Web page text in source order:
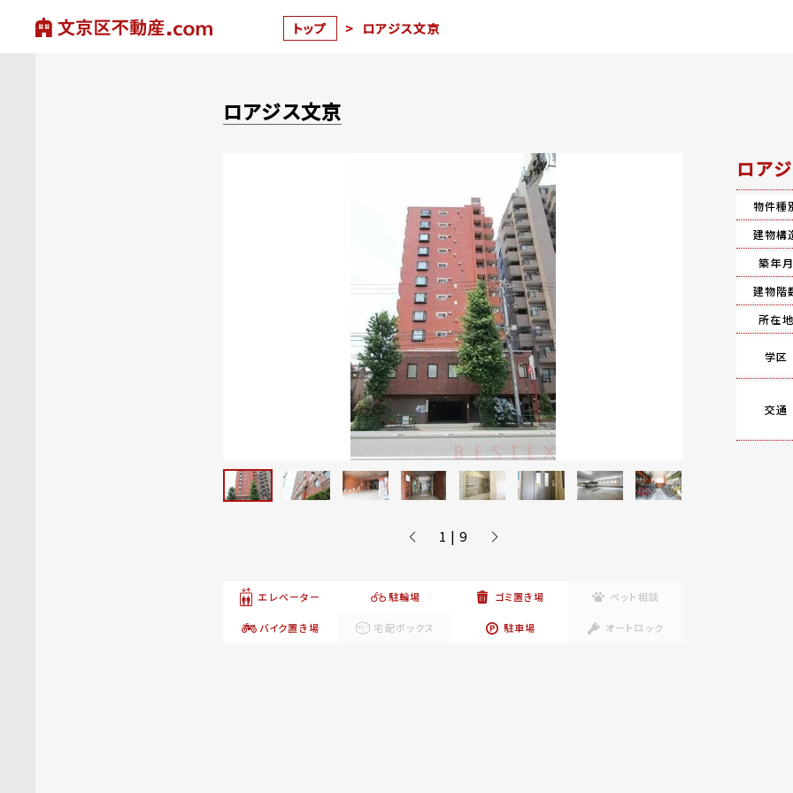
トップ > ロアジス文京
ロアジス文京
1 | 9
エレベーター 駐輪場 ゴミ置き場 ペット相談
バイク置き場 宅配ボックス 駐車場 オートロック
ロア
物件種
建物構
築年月
建物階
所在地
学区
交通